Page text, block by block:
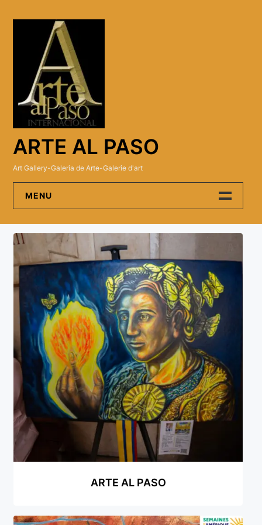
ARTE AL PASO
Art Gallery-Galeria de Arte-Galerie d'art
MENU
Artistas
Galería virtual
Visitas a los ateliers o talleres de artistas
Presse
Qué dicen de nosotros?
Aviso legal
Política de cookies
Expositions
«Impressionnis-vous» Paris 2023
ARTE AL PASO